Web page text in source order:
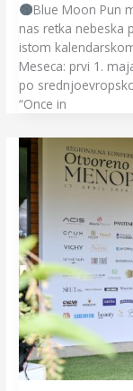
Blue Moon Pun
nas retka nebeska
istom
Meseca: prvi 1.
po
“Once in
Otvoreno
menopauzi…